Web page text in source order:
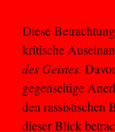
Diese
kritische
des Geistes.
gegenseitige
den rassistischen
dieser Blick